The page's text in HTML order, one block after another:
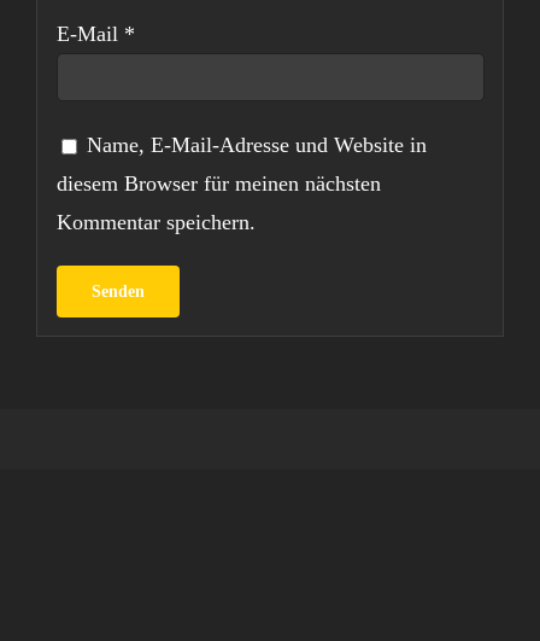
E-Mail *
Name, E-Mail-Adresse und Website in
diesem Browser für meinen nächsten
Kommentar speichern.